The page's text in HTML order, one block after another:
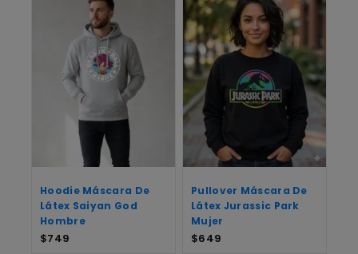
Hoodie Máscara De
Látex Saiyan God
Hombre
$749
Pullover Máscara De
Látex Jurassic Park
Mujer
$649